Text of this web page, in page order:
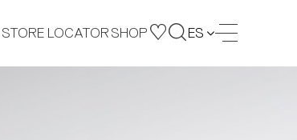
STORE LOCATOR SHOP ES